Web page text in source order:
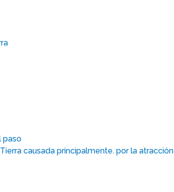
paso
causada principalmente. por la atracción